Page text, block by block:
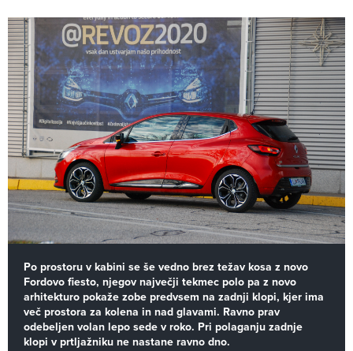
Po prostoru v kabini se še vedno brez težav kosa z novo
Fordovo fiesto, njegov največji tekmec polo pa z novo
arhitekturo pokaže zobe predvsem na zadnji klopi, kjer ima
več prostora za kolena in nad glavami. Ravno prav
odebeljen volan lepo sede v roko. Pri polaganju zadnje
klopi v prtljažniku ne nastane ravno dno.